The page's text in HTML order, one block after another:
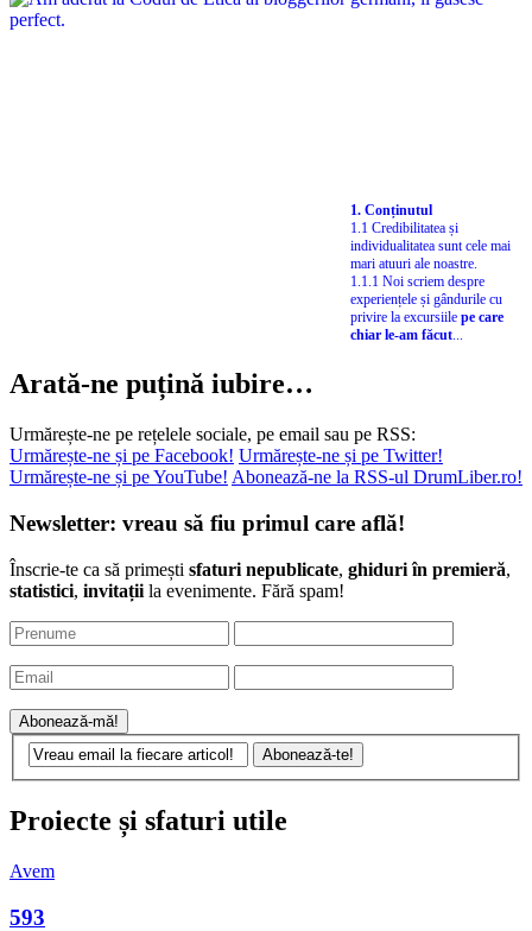
1. Conținutul
1.1 Credibilitatea și
individualitatea sunt cele mai
mari atuuri ale noastre.
1.1.1 Noi scriem despre
experiențele și gândurile cu
privire la excursiile pe care
chiar le-am făcut...
Arată-ne puțină iubire…
Urmărește-ne pe rețelele sociale, pe email sau pe RSS:
Urmărește-ne și pe Facebook! Urmărește-ne și pe Twitter!
Urmărește-ne și pe YouTube! Abonează-ne la RSS-ul DrumLiber.ro!
Newsletter: vreau să fiu primul care află!
Înscrie-te ca să primești sfaturi nepublicate, ghiduri în premieră,
statistici, invitații la evenimente. Fără spam!
Proiecte și sfaturi utile
Avem
593